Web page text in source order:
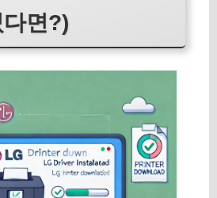
면?)